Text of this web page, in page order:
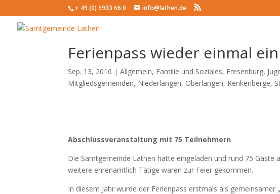
+ 49 (0) 5933 66 0 info@lathen.de
Ferienpass wieder einmal
Sep. 13, 2016 |Allgemein, Familie und Soziales, Fresenburg,
Mitgliedsgemeinden, Niederlangen, Oberlangen, Renkenberge,
Abschlussveranstaltung mit 75 Teilnehmern
Die Samtgemeinde Lathen hatte eingeladen und rund 75 Gäste
weitere ehrenamtlich Tätige waren zur Feier gekommen.
In diesem Jahr wurde der Ferienpass erstmals als